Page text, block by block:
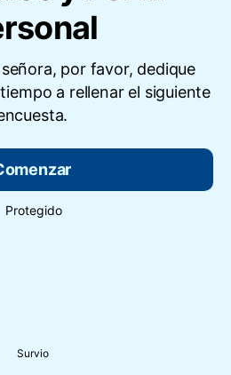
por favor, dedique
a rellenar el siguiente
Protegido
Survio